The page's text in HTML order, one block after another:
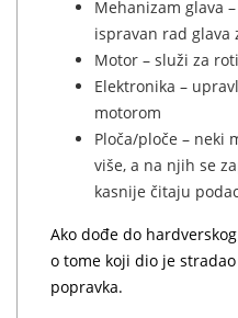
Mehanizam glava
ispravan rad glava
Motor – služi za
Elektronika –
motorom
Ploča/ploče – neki
više, a na njih se
kasnije čitaju
Ako dođe do
o tome koji dio je
popravka.